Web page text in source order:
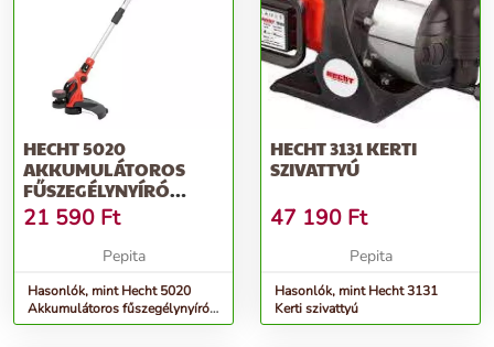
HECHT 5020
AKKUMULÁTOROS
FŰSZEGÉLYNYÍRÓ
(AKKU ÉS TÖLTŐ
NÉLKÜL)
21 590 Ft
Pepita
Hasonlók, mint Hecht 5020
Akkumulátoros fűszegélynyíró
(Akku és töltő nélkül)
HECHT 3131 KERTI
SZIVATTYÚ
47 190 Ft
Pepita
Hasonlók, mint Hecht 3131
Kerti szivattyú